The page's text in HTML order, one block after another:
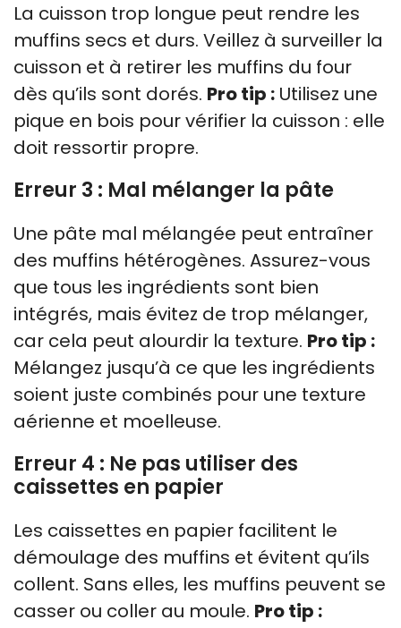
La cuisson trop longue peut rendre les
muffins secs et durs. Veillez à surveiller la
cuisson et à retirer les muffins du four
dès qu’ils sont dorés. Pro tip : Utilisez une
pique en bois pour vérifier la cuisson : elle
doit ressortir propre.
Erreur 3 : Mal mélanger la pâte
Une pâte mal mélangée peut entraîner
des muffins hétérogènes. Assurez-vous
que tous les ingrédients sont bien
intégrés, mais évitez de trop mélanger,
car cela peut alourdir la texture. Pro tip :
Mélangez jusqu’à ce que les ingrédients
soient juste combinés pour une texture
aérienne et moelleuse.
Erreur 4 : Ne pas utiliser des
caissettes en papier
Les caissettes en papier facilitent le
démoulage des muffins et évitent qu’ils
collent. Sans elles, les muffins peuvent se
casser ou coller au moule. Pro tip :